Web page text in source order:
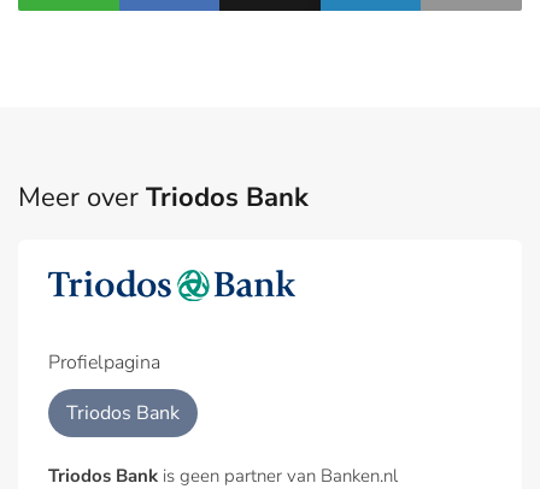
Meer over Triodos Bank
Profielpagina
Triodos Bank
Triodos Bank is geen partner van Banken.nl